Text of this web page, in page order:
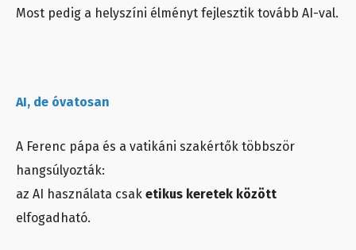
Most pedig a helyszíni élményt fejlesztik tovább AI-val.
AI, de óvatosan
A Ferenc pápa és a vatikáni szakértők többször
hangsúlyozták:
az AI használata csak etikus keretek között
elfogadható.